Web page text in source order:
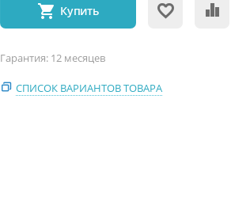
Купить
Гарантия: 12 месяцев
СПИСОК ВАРИАНТОВ ТОВАРА